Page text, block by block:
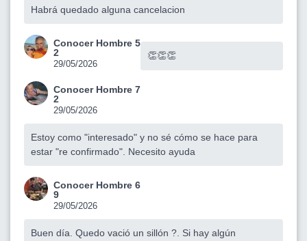
Habrá quedado alguna cancelacion
Conocer Hombre 5
2
29/05/2026
👏👏👏
Conocer Hombre 7
2
29/05/2026
Estoy como "interesado" y no sé cómo se hace para
estar "re confirmado". Necesito ayuda
Conocer Hombre 6
9
29/05/2026
Buen día. Quedo vació un sillón ?. Si hay algún